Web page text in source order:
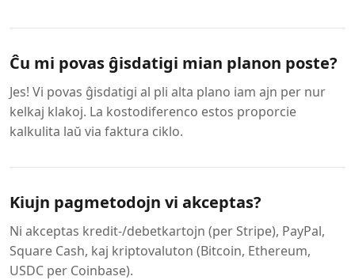
Ĉu mi povas ĝisdatigi mian planon poste?
Jes! Vi povas ĝisdatigi al pli alta plano iam ajn per nur
kelkaj klakoj. La kostodiferenco estos proporcie
kalkulita laŭ via faktura ciklo.
Kiujn pagmetodojn vi akceptas?
Ni akceptas kredit-/debetkartojn (per Stripe), PayPal,
Square Cash, kaj kriptovaluton (Bitcoin, Ethereum,
USDC per Coinbase).